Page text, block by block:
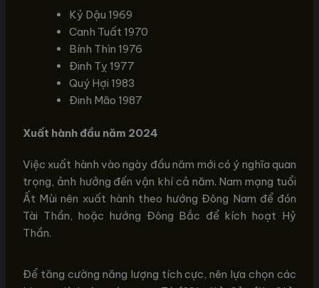
Kỷ Dậu 1969
Canh Tuất 1970
Bính Thìn 1976
Đinh Tỵ 1977
Quý Hợi 1983
Đinh Mão 1987
Xuất hành đầu năm 2024
Việc xuất hành vào ngày đầu năm mới có ý nghĩa quan
trọng, ảnh hưởng đến vận khí cả năm. Nam mạng tuổi
Ất Mùi nên xuất hành theo hướng Đông Nam để đón
Tài Thần, hoặc hướng Đông Bắc để kích hoạt Hỷ
Thần.
Để tăng cường năng lượng tích cực, nên lựa chọn các